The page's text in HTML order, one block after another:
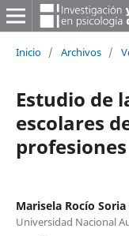
Inicio / Archivos /
Estudio de
escolares
Marisela Rocío
Universidad Nacional